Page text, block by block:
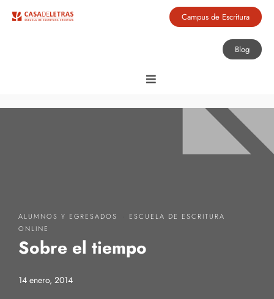
Campus de Escritura
Blog
ALUMNOS Y EGRESADOS
ESCUELA DE ESCRITURA
ONLINE
Sobre el tiempo
14 enero, 2014